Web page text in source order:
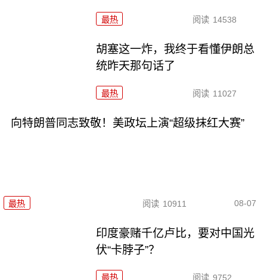
最热 阅读 14538
胡塞这一炸，我终于看懂伊朗总
统昨天那句话了
最热 阅读 11027
向特朗普同志致敬！美政坛上演“超级抹红大赛”
最热 阅读 10911 08-07
印度豪赌千亿卢比，要对中国光
伏“卡脖子”？
最热 阅读 9752